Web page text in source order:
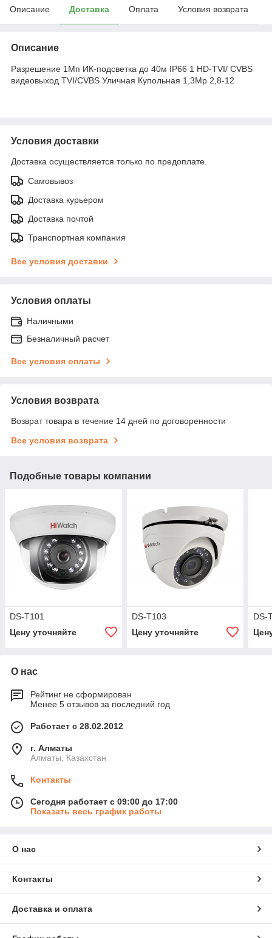
Описание Доставка Оплата Условия возврата
Описание
Разрешение 1Мп ИК-подсветка до 40м IP66 1 HD-TVI/ CVBS
видеовыход TVI/CVBS Уличная Купольная 1,3Mp 2,8-12
Условия доставки
Доставка осуществляется только по предоплате.
Самовывоз
Доставка курьером
Доставка почтой
Транспортная компания
Все условия доставки
Условия оплаты
Наличными
Безналичный расчет
Все условия оплаты
Условия возврата
Возврат товара в течение 14 дней по договоренности
Все условия возврата
Подобные товары компании
DS-T101
Цену уточняйте
DS-T103
Цену уточняйте
DS-
О нас
Рейтинг не сформирован
Менее 5 отзывов за последний год
Работает с 28.02.2012
г. Алматы
Алматы, Казахстан
Контакты
Сегодня работает с 09:00 до 17:00
Показать весь график работы
О нас
Контакты
Доставка и оплата